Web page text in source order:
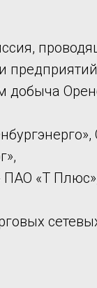
добыча
ПАО «Т